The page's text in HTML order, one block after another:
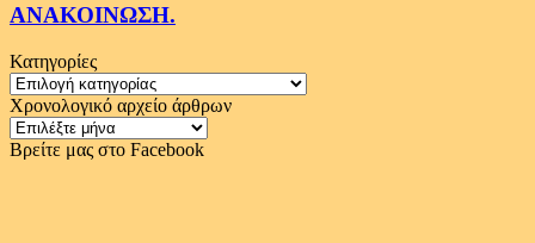
ΑΝΑΚΟΙΝΩΣΗ.
Κατηγορίες
Κατηγορίες
Χρονολογικό αρχείο άρθρων
Χρονολογικό
αρχείο
Βρείτε μας στο Facebook